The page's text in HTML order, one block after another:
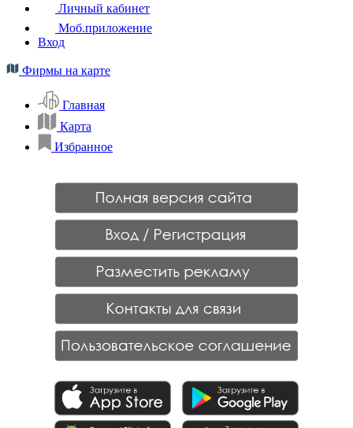
Личный кабинет
Моб.приложение
Вход
Фирмы на карте
Главная
Карта
Избранное